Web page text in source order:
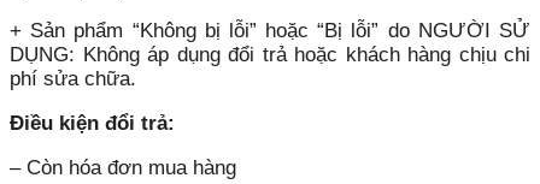
+ Sản phẩm “Không bị lỗi” hoặc “Bị lỗi” do NGƯỜI SỬ
DỤNG: Không áp dụng đổi trả hoặc khách hàng chịu chi
phí sửa chữa.
Điều kiện đổi trả:
– Còn hóa đơn mua hàng